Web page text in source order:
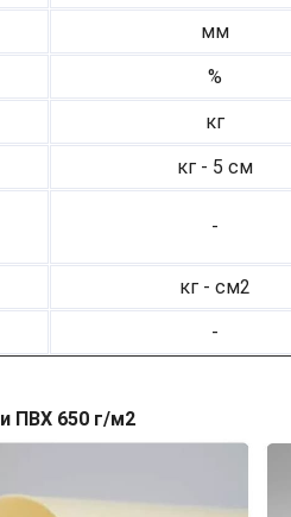
мм
%
кг
кг - 5 см
-
кг - см2
-
ПВХ 650 г/м2